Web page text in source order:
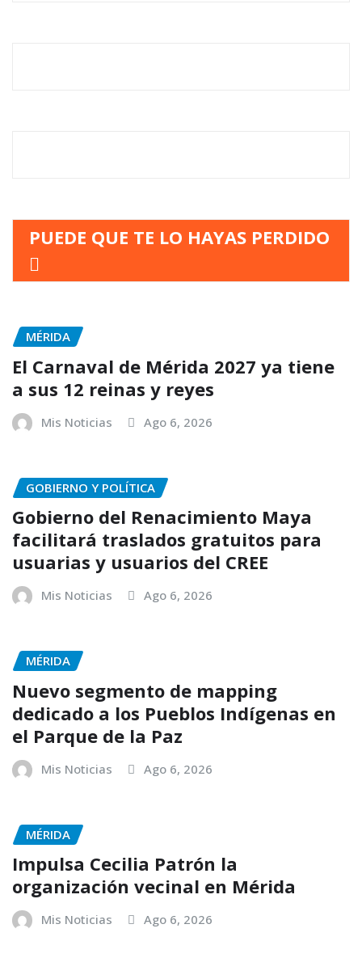
PUEDE QUE TE LO HAYAS PERDIDO
MÉRIDA
El Carnaval de Mérida 2027 ya tiene
a sus 12 reinas y reyes
Mis Noticias Ago 6, 2026
GOBIERNO Y POLÍTICA
Gobierno del Renacimiento Maya
facilitará traslados gratuitos para
usuarias y usuarios del CREE
Mis Noticias Ago 6, 2026
MÉRIDA
Nuevo segmento de mapping
dedicado a los Pueblos Indígenas en
el Parque de la Paz
Mis Noticias Ago 6, 2026
MÉRIDA
Impulsa Cecilia Patrón la
organización vecinal en Mérida
Mis Noticias Ago 6, 2026